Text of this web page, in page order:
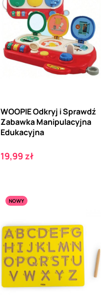
WOOPIE Odkryj i Sprawdź
Zabawka Manipulacyjna
Edukacyjna
Cena
19,99 zł
NOWY